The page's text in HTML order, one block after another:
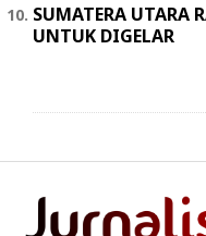
SUMATERA UTARA
UNTUK DIGELAR